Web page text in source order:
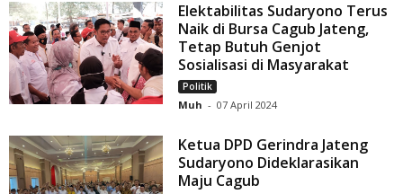
Elektabilitas Sudaryono Terus
Naik di Bursa Cagub Jateng,
Tetap Butuh Genjot
Sosialisasi di Masyarakat
Politik
Muh - 07 April 2024
Ketua DPD Gerindra Jateng
Sudaryono Dideklarasikan
Maju Cagub